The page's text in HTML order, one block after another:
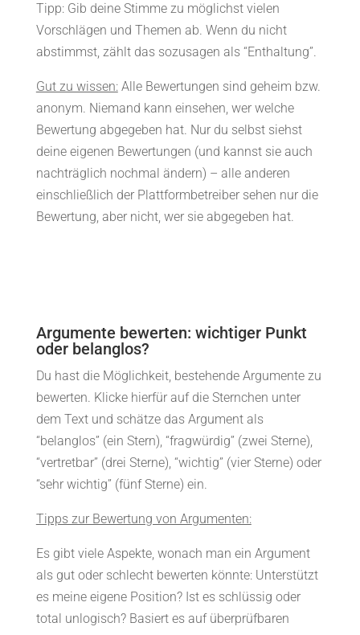
Tipp: Gib deine Stimme zu möglichst vielen
Vorschlägen und Themen ab. Wenn du nicht
abstimmst, zählt das sozusagen als “Enthaltung”.
Gut zu wissen:Alle Bewertungen sind geheim bzw.
anonym. Niemand kann einsehen, wer welche
Bewertung abgegeben hat. Nur du selbst siehst
deine eigenen Bewertungen (und kannst sie auch
nachträglich nochmal ändern) – alle anderen
einschließlich der Plattformbetreiber sehen nur die
Bewertung, aber nicht, wer sie abgegeben hat.
Argumente bewerten: wichtiger Punkt
oder belanglos?
Du hast die Möglichkeit, bestehende Argumente zu
bewerten. Klicke hierfür auf die Sternchen unter
dem Text und schätze das Argument als
“belanglos” (ein Stern), “fragwürdig” (zwei Sterne),
“vertretbar” (drei Sterne), “wichtig” (vier Sterne) oder
“sehr wichtig” (fünf Sterne) ein.
Tipps zur Bewertung von Argumenten:
Es gibt viele Aspekte, wonach man ein Argument
als gut oder schlecht bewerten könnte: Unterstützt
es meine eigene Position? Ist es schlüssig oder
total unlogisch? Basiert es auf überprüfbaren